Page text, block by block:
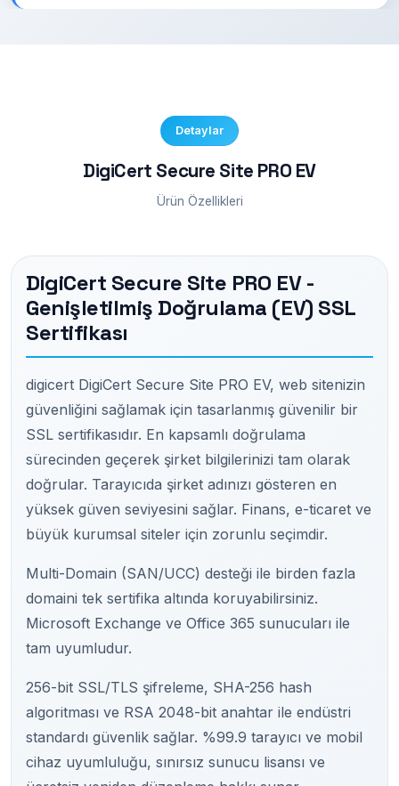
Detaylar
DigiCert Secure Site PRO EV
Ürün Özellikleri
DigiCert Secure Site PRO EV -
Genişletilmiş Doğrulama (EV) SSL
Sertifikası
digicert DigiCert Secure Site PRO EV, web sitenizin
güvenliğini sağlamak için tasarlanmış güvenilir bir
SSL sertifikasıdır. En kapsamlı doğrulama
sürecinden geçerek şirket bilgilerinizi tam olarak
doğrular. Tarayıcıda şirket adınızı gösteren en
yüksek güven seviyesini sağlar. Finans, e-ticaret ve
büyük kurumsal siteler için zorunlu seçimdir.
Multi-Domain (SAN/UCC) desteği ile birden fazla
domaini tek sertifika altında koruyabilirsiniz.
Microsoft Exchange ve Office 365 sunucuları ile
tam uyumludur.
256-bit SSL/TLS şifreleme, SHA-256 hash
algoritması ve RSA 2048-bit anahtar ile endüstri
standardı güvenlik sağlar. %99.9 tarayıcı ve mobil
cihaz uyumluluğu, sınırsız sunucu lisansı ve